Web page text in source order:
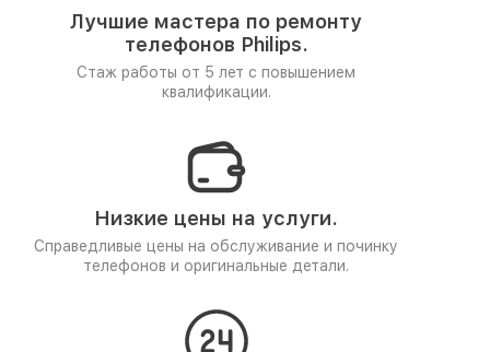
Лучшие мастера по ремонту
телефонов Philips.
Стаж работы от 5 лет с повышением
квалификации.
Низкие цены на услуги.
Справедливые цены на обслуживание и починку
телефонов и оригинальные детали.